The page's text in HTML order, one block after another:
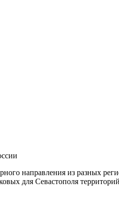
направления из разных
для Севастополя